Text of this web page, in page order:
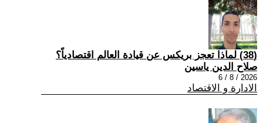
(38) لماذا تعجز بريكس عن قيادة العالم اقتصادياً؟
صلاح الدين ياسين
2026 / 8 / 6
الادارة و الاقتصاد